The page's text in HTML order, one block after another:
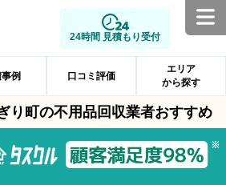
24時間 見積もり受付
例 口コミ評価
エリア
から探す
り町の不用品回収業者おすすめ